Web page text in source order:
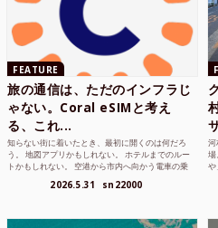
FEATURE
旅の通信は、ただのインフラじ
ゃない。Coral eSIMと考え
る、これ...
知らない街に着いたとき、最初に開くのは何だろ
う。 地図アプリかもしれない。 ホテルまでのルー
トかもしれない。 空港から市内へ向かう電車の乗
2026.5.31 sn22000
河
場
や